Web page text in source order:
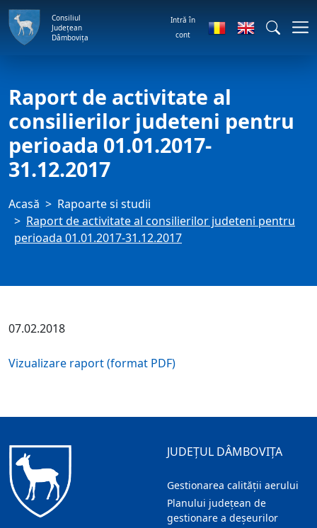
Consiliul
Județean
Dâmbovița
Intră în
cont
Raport de activitate al
consilierilor judeteni pentru
perioada 01.01.2017-
31.12.2017
Acasă
Rapoarte si studii
Raport de activitate al consilierilor judeteni pentru
perioada 01.01.2017-31.12.2017
07.02.2018
Vizualizare raport (format PDF)
JUDEȚUL DÂMBOVIȚA
Gestionarea calității aerului
Planului județean de
gestionare a deșeurilor